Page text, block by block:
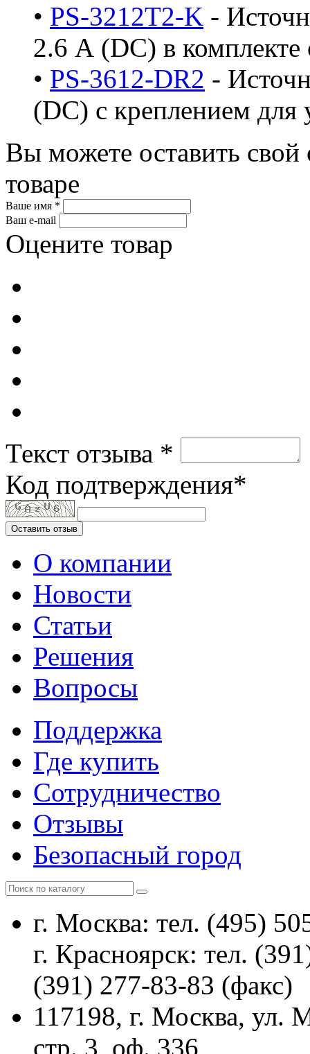
• PS-3212T2-K -
2.6 А (DC) в комплекте
• PS-3612-DR2 -
(DC) с креплением для
Вы можете оставить свой
товаре
Ваше имя *
Ваш e-mail
Оцените товар
Текст отзыва *
Код подтверждения*
Оставить отзыв
О компании
Новости
Статьи
Решения
Вопросы
Поддержка
Где купить
Сотрудничество
Отзывы
Безопасный город
г. Москва: тел. (495)
г. Красноярск: тел.
(391) 277-83-83 (факс)
117198, г. Москва, ул.
стр. 3, оф. 336